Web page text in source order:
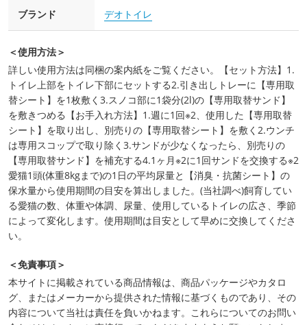
ブランド デオトイレ
＜使用方法＞
詳しい使用方法は同梱の案内紙をご覧ください。【セット方法】1.
トイレ上部をトイレ下部にセットする2.引き出しトレーに【専用取
替シート】を1枚敷く3.スノコ部に1袋分(2l)の【専用取替サンド】
を敷きつめる【お手入れ方法】1.週に1回※2、使用した【専用取替
シート】を取り出し、別売りの【専用取替シート】を敷く2.ウンチ
は専用スコップで取り除く3.サンドが少なくなったら、別売りの
【専用取替サンド】を補充する4.1ヶ月※2に1回サンドを交換する※2
愛猫1頭(体重8kgまで)の1日の平均尿量と【消臭・抗菌シート】の
保水量から使用期間の目安を算出しました。(当社調べ)飼育してい
る愛猫の数、体重や体調、尿量、使用しているトイレの広さ、季節
によって変化します。使用期間は目安として早めに交換してくださ
い。
＜免責事項＞
本サイトに掲載されている商品情報は、商品パッケージやカタロ
グ、またはメーカーから提供された情報に基づくものであり、その
内容について当社は責任を負いかねます。これらについてのお問い